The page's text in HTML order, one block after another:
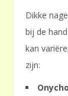
Dikke
bij de
kan
zijn: